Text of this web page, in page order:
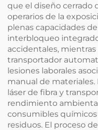
que el diseño cerrado
operarios de la
plenas capacidades
interbloqueo
accidentales,
transportador
lesiones laborales
manual de
láser de fibra y
rendimiento
consumibles
residuos. El proceso